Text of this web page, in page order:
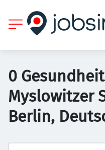
0
Myslowitzer
Berlin,